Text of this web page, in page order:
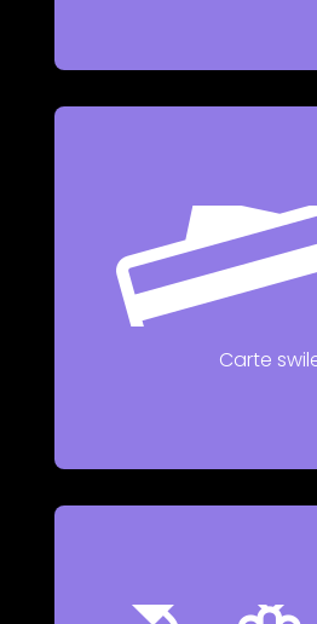
Carte
Pour profiter des pauses
plaisir en bons